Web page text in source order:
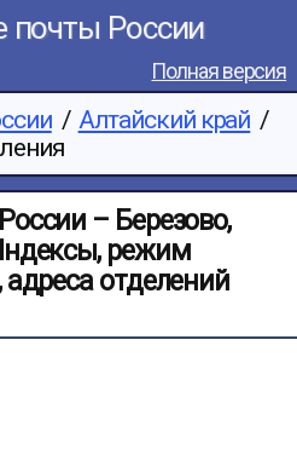
почты России
Полная версия
/ Алтайский край /
– Березово,
режим
отделений